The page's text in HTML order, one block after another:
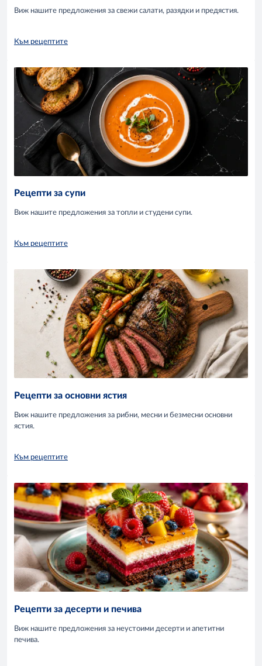
Виж нашите предложения за свежи салати, разядки и предястия.
Към рецептите
Рецепти за супи
Виж нашите предложения за топли и студени супи.
Към рецептите
Рецепти за основни ястия
Виж нашите предложения за рибни, месни и безмесни основни
ястия.
Към рецептите
Рецепти за десерти и печива
Виж нашите предложения за неустоими десерти и апетитни
печива.